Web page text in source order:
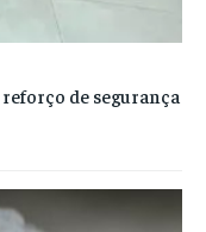
de segurança